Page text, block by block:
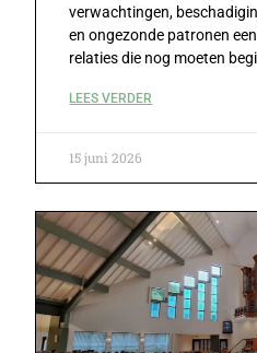
verwachtingen,
en ongezonde patronen
relaties die nog moeten
LEES VERDER
15 juni 2026